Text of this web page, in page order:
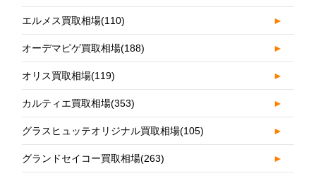
エルメス買取相場(110) ►
オーデマピゲ買取相場(188) ►
オリス買取相場(119) ►
カルティエ買取相場(353) ►
グラスヒュッテオリジナル買取相場(105) ►
グランドセイコー買取相場(263) ►